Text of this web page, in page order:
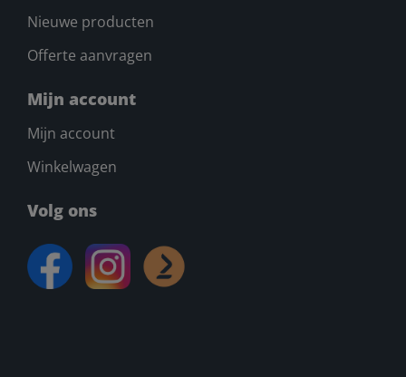
Nieuwe producten
Offerte aanvragen
Mijn account
Mijn account
Winkelwagen
Volg ons